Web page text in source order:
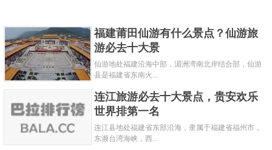
福建莆田仙游有什么景点？仙游旅
游必去十大景
仙游地处福建沿海中部，湄洲湾南北岸结合部，仙游
县是福建省东南火...
连江旅游必去十大景点，贵安欢乐
世界排第一名
连江县地处福建省东部沿海，隶属于福建省福州市，
东濒台湾海峡，西...